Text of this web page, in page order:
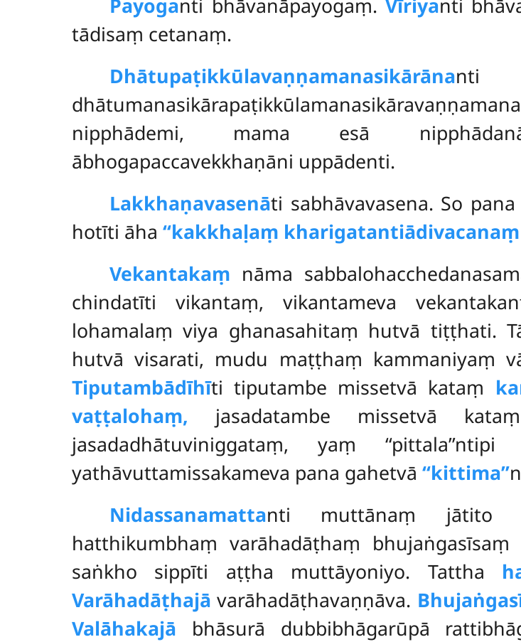
Payoganti bhāvanāpayogaṃ.Vīriyanti
tādisaṃ cetanaṃ.
Dhātupaṭikkūlavaṇṇamanasikārānanti
nipphādemi, mama esā
ābhogapaccavekkhaṇāni uppādenti.
Lakkhaṇavasenāti sabhāvavasena. So
hotīti āha ‘‘kakkhaḷaṃ kharigatantiādivacanaṃ
Vekantakaṃ nāma
chindatīti vikantaṃ, vikantameva
lohamalaṃ viya ghanasahitaṃ hutvā tiṭṭhati.
hutvā visarati, mudu maṭṭhaṃ kammaniyaṃ
Tiputambādīhīti tiputambe missetvā kataṃ
vaṭṭalohaṃ, jasadatambe missetvā
jasadadhātuviniggataṃ, yaṃ
yathāvuttamissakameva pana gahetvā ‘‘kittima’’
Nidassanamattanti muttānaṃ jātito
hatthikumbhaṃ varāhadāṭhaṃ
saṅkho sippīti aṭṭha muttāyoniyo. Tattha
Varāhadāṭhajā varāhadāṭhavaṇṇāva.
Valāhakajā bhāsurā dubbibhāgarūpā